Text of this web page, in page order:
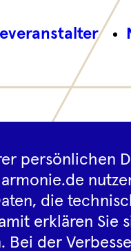
persönlichen
die
erklären Sie
Bei der